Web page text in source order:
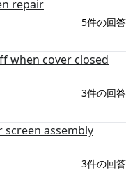
repair
5件の回答
when cover closed
3件の回答
assembly
3件の回答